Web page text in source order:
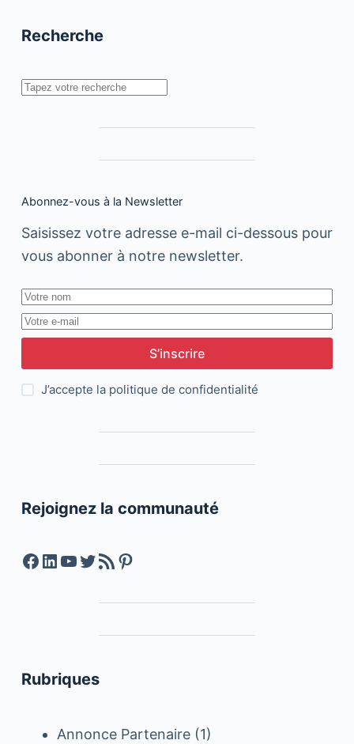
à
main
Recherche
Rechercher
Abonnez-vous à la Newsletter
Saisissez votre adresse e-mail ci-dessous pour
vous abonner à notre newsletter.
S’inscrire
J’accepte la politique de confidentialité
Rejoignez la communauté
Facebook
LinkedIn
YouTube
Twitter
Feed RSSPinterest
Rubriques
Annonce Partenaire(1)